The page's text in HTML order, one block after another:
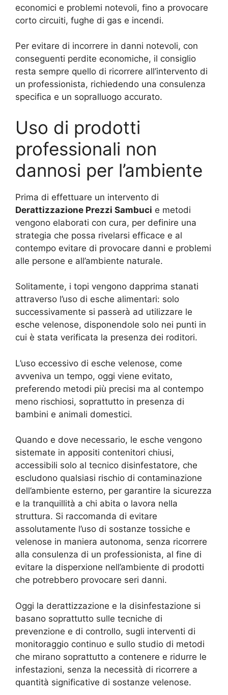
economici e problemi notevoli, fino a provocare
corto circuiti, fughe di gas e incendi.
Per evitare di incorrere in danni notevoli, con
conseguenti perdite economiche, il consiglio
resta sempre quello di ricorrere all’intervento di
un professionista, richiedendo una consulenza
specifica e un sopralluogo accurato.
Uso di prodotti
professionali non
dannosi per l’ambiente
Prima di effettuare un intervento di
Derattizzazione Prezzi Sambuci e metodi
vengono elaborati con cura, per definire una
strategia che possa rivelarsi efficace e al
contempo evitare di provocare danni e problemi
alle persone e all’ambiente naturale.
Solitamente, i topi vengono dapprima stanati
attraverso l’uso di esche alimentari: solo
successivamente si passerà ad utilizzare le
esche velenose, disponendole solo nei punti in
cui è stata verificata la presenza dei roditori.
L’uso eccessivo di esche velenose, come
avveniva un tempo, oggi viene evitato,
preferendo metodi più precisi ma al contempo
meno rischiosi, soprattutto in presenza di
bambini e animali domestici.
Quando e dove necessario, le esche vengono
sistemate in appositi contenitori chiusi,
accessibili solo al tecnico disinfestatore, che
escludono qualsiasi rischio di contaminazione
dell’ambiente esterno, per garantire la sicurezza
e la tranquillità a chi abita o lavora nella
struttura. Si raccomanda di evitare
assolutamente l’uso di sostanze tossiche e
velenose in maniera autonoma, senza ricorrere
alla consulenza di un professionista, al fine di
evitare la disperxione nell’ambiente di prodotti
che potrebbero provocare seri danni.
Oggi la derattizzazione e la disinfestazione si
basano soprattutto sulle tecniche di
prevenzione e di controllo, sugli interventi di
monitoraggio continuo e sullo studio di metodi
che mirano soprattutto a contenere e ridurre le
infestazioni, senza la necessità di ricorrere a
quantità significative di sostanze velenose.